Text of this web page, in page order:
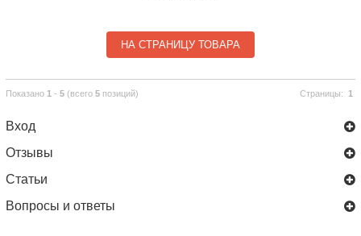
НА СТРАНИЦУ ТОВАРА
Страницы:1
Показано 1- 5(всего 5позиций)
Вход
Отзывы
Статьи
Вопросы и ответы